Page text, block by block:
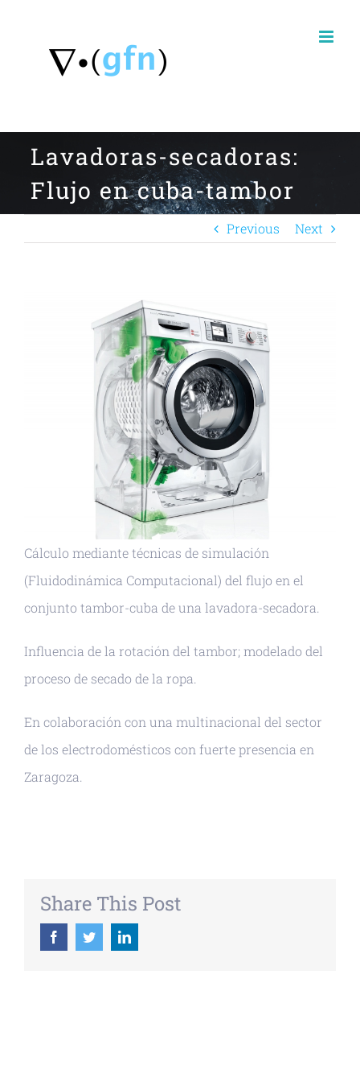
Lavadoras-secadoras:
Flujo en cuba-tambor
Previous Next
Cálculo mediante técnicas de simulación
(Fluidodinámica Computacional) del flujo en el
conjunto tambor-cuba de una lavadora-secadora.
Influencia de la rotación del tambor; modelado del
proceso de secado de la ropa.
En colaboración con una multinacional del sector
de los electrodomésticos con fuerte presencia en
Zaragoza.
Share This Post
FacebookTwitterLinkedIn